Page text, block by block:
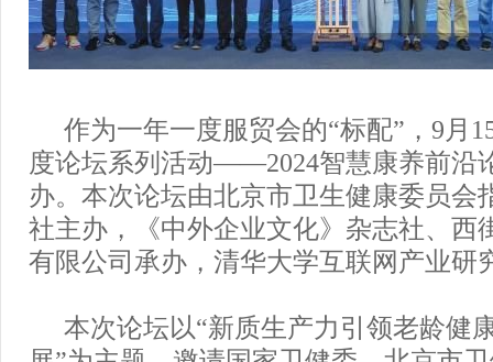
作为一年一度服贸会的“标配”，9月
度论坛系列活动——2024智慧康养前沿
办。本次论坛由北京市卫生健康委员会
社主办，《中外企业文化》杂志社、西
有限公司承办，清华大学互联网产业研
本次论坛以“新质生产力引领老龄健